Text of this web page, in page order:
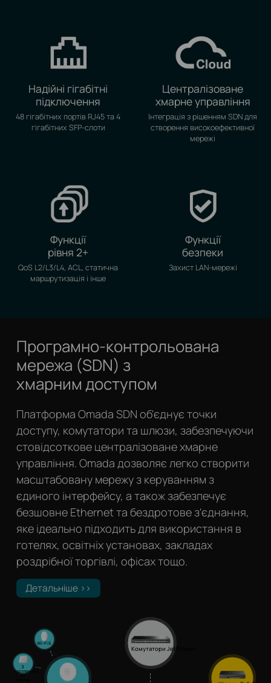
Надійні гігабітні
підключення
48 гігабітних портів RJ45 та 4
гігабітних SFP-слоти
Централізоване
хмарне управління
Інтеграція з рішенням SDN для
створення високоефективної
мережі
Функції
рівня 2+
QoS L2/L3/L4, ACL, статична
маршрутизація і інше
Функції
безпеки
Захист LAN-мережі
Програмно-контрольована
мережа (SDN) з
хмарним доступом
Платформа Omada SDN об'єднує точки
доступу, комутатори та шлюзи, забезпечуючи
стовідсоткове централізоване хмарне
управління. Omada дозволяє легко створити
масштабовану мережу з керуванням з
єдиного інтерфейсу, а також забезпечує
безшовне Ethernet та бездротове з'єднання,
яке ідеально підходить для використання в
готелях, освітніх установах, закладах
роздрібної торгівлі, офісах тощо.
Детальніше >>
Комутатори JetStream
Wi-Fi 6
З
кріпленням
на